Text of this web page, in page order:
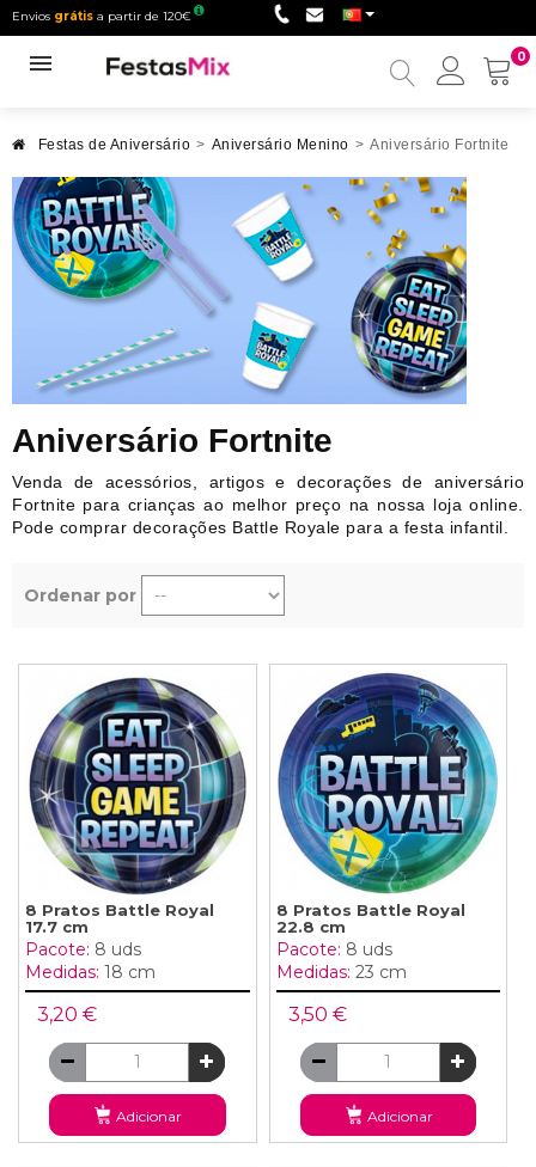
Envios grátis a partir de 120€
0
Minha
Festas de Aniversário > Aniversário Menino > Aniversário Fortnite
Aniversário Fortnite
Venda de acessórios, artigos e decorações de aniversário
Fortnite para crianças ao melhor preço na nossa loja online.
Pode comprar decorações Battle Royale para a festa infantil.
Ordenar por
8 Pratos Battle Royal
17.7 cm
Pacote: 8 uds
Medidas: 18 cm
3,20 €
Adicionar
8 Pratos Battle Royal
22.8 cm
Pacote: 8 uds
Medidas: 23 cm
3,50 €
Adicionar